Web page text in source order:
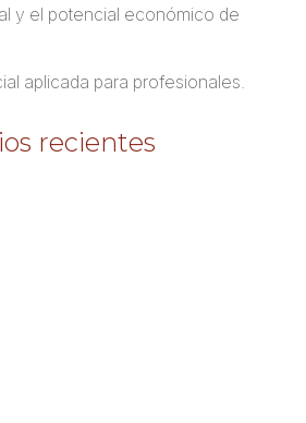
y el potencial económico de
aplicada para profesionales.
recientes